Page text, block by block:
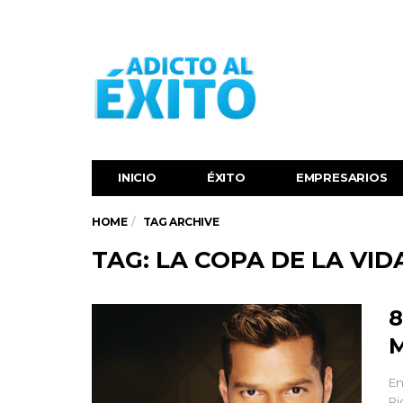
INICIO ÉXITO‬ EMPRESARIOS
HOME TAG ARCHIVE
TAG: LA COPA DE LA